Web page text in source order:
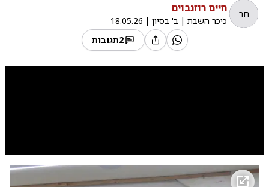
חר חיים רוזנבוים
כיכר השבת | ב' בסיון |
18.05.26
2תגובות